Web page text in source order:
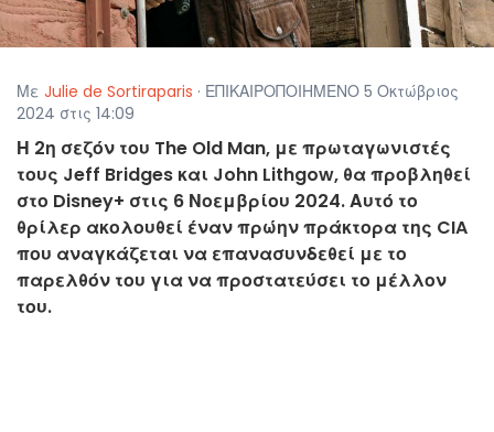
Με Julie de Sortiraparis · ΕΠΙΚΑΙΡΟΠΟΙΗΜΕΝΟ 5 Οκτώβριος
2024 στις 14:09
Η 2η σεζόν του The Old Man, με πρωταγωνιστές
τους Jeff Bridges και John Lithgow, θα προβληθεί
στο Disney+ στις 6 Νοεμβρίου 2024. Αυτό το
θρίλερ ακολουθεί έναν πρώην πράκτορα της CIA
που αναγκάζεται να επανασυνδεθεί με το
παρελθόν του για να προστατεύσει το μέλλον
του.